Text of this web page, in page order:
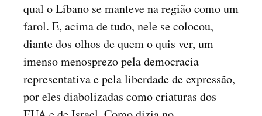
qual o Líbano se manteve na região como um
farol. E, acima de tudo, nele se colocou,
diante dos olhos de quem o quis ver, um
imenso menosprezo pela democracia
representativa e pela liberdade de expressão,
por eles diabolizadas como criaturas dos